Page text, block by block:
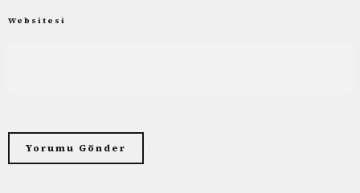
Websitesi